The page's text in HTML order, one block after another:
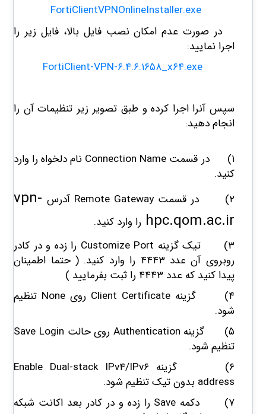
FortiClientVPNOnlineInstaller.exe
در صورت عدم امکان نصب فایل بالا، فایل زیر را
اجرا نمایید:
FortiClient-VPN-۶.۴.۶.۱۶۵۸_x۶۴.exe
سپس آنرا اجرا کرده و طبق تصویر زیر تنظیمات آن را
انجام دهید:
۱) در قسمت Connection Name نام دلخواه را وارد
کنید.
۲) در قسمت Remote Gateway آدرس
vpn-
hpc.qom.ac.ir را وارد کنید.
۳)
تیک گزینه Customize Port را زده و در کادر
روبروی آن عدد ۴۴۴۳ را وارد کنید. ( حتما اطمینان
پیدا کنید که عدد ۴۴۴۳ را ثبت بفرمایید )
۴) گزینه Client Certificate روی None تنظیم
شود.
۵) گزینه Authentication روی حالت Save Login
تنظیم شود.
۶) گزینه Enable Dual-stack IPv۴/IPv۶
address بدون تیک تنظیم شود.
۷) دکمه Save را زده و در کادر بعد اکانت شبکه